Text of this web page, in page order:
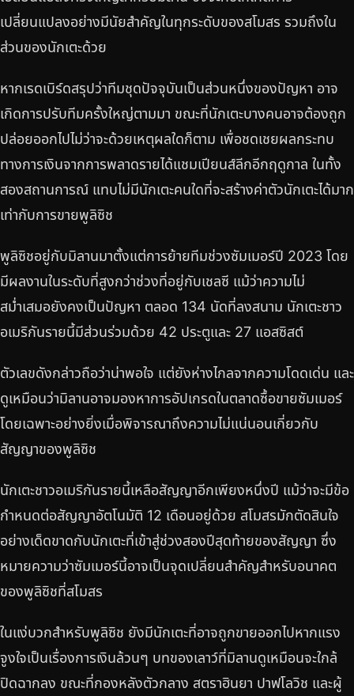
เปลี่ยนแปลงอย่างมีนัยสำคัญในทุกระดับของสโมสร รวมถึงใน
ส่วนของนักเตะด้วย
หากเรดเบิร์ดสรุปว่าทีมชุดปัจจุบันเป็นส่วนหนึ่งของปัญหา อาจ
เกิดการปรับทีมครั้งใหญ่ตามมา ขณะที่นักเตะบางคนอาจต้องถูก
ปล่อยออกไปไม่ว่าจะด้วยเหตุผลใดก็ตาม เพื่อชดเชยผลกระทบ
ทางการเงินจากการพลาดรายได้แชมเปียนส์ลีกอีกฤดูกาล ในทั้ง
สองสถานการณ์ แทบไม่มีนักเตะคนใดที่จะสร้างค่าตัวนักเตะได้มาก
เท่ากับการขายพูลิซิช
พูลิซิชอยู่กับมิลานมาตั้งแต่การย้ายทีมช่วงซัมเมอร์ปี 2023 โดย
มีผลงานในระดับที่สูงกว่าช่วงที่อยู่กับเชลซี แม้ว่าความไม่
สม่ำเสมอยังคงเป็นปัญหา ตลอด 134 นัดที่ลงสนาม นักเตะชาว
อเมริกันรายนี้มีส่วนร่วมด้วย 42 ประตูและ 27 แอสซิสต์
ตัวเลขดังกล่าวถือว่าน่าพอใจ แต่ยังห่างไกลจากความโดดเด่น และ
ดูเหมือนว่ามิลานอาจมองหาการอัปเกรดในตลาดซื้อขายซัมเมอร์
โดยเฉพาะอย่างยิ่งเมื่อพิจารณาถึงความไม่แน่นอนเกี่ยวกับ
สัญญาของพูลิซิช
นักเตะชาวอเมริกันรายนี้เหลือสัญญาอีกเพียงหนึ่งปี แม้ว่าจะมีข้อ
กำหนดต่อสัญญาอัตโนมัติ 12 เดือนอยู่ด้วย สโมสรมักตัดสินใจ
อย่างเด็ดขาดกับนักเตะที่เข้าสู่ช่วงสองปีสุดท้ายของสัญญา ซึ่ง
หมายความว่าซัมเมอร์นี้อาจเป็นจุดเปลี่ยนสำคัญสำหรับอนาคต
ของพูลิซิชที่สโมสร
ในแง่บวกสำหรับพูลิซิช ยังมีนักเตะที่อาจถูกขายออกไปหากแรง
จูงใจเป็นเรื่องการเงินล้วนๆ บทของเลาว์ที่มิลานดูเหมือนจะใกล้
ปิดฉากลง ขณะที่กองหลังตัวกลาง สตราฮินยา ปาฟโลวิช และผู้